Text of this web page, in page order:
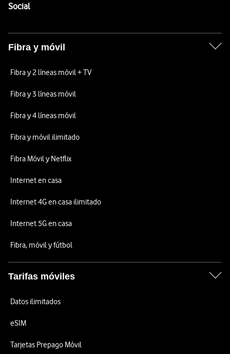
SocialEnlaces a las redes sociales de Vodafone
Fibra y móvil
Fibra y 2 líneas móvil + TV
Fibra y 3 líneas móvil
Fibra y 4 líneas móvil
Fibra y móvil ilimitado
Fibra Móvil y Netflix
Internet en casa
Internet 4G en casa ilimitado
Internet 5G en casa
Fibra, móvil y fútbol
Tarifas móviles
Datos ilimitados
eSIM
Tarjetas Prepago Móvil